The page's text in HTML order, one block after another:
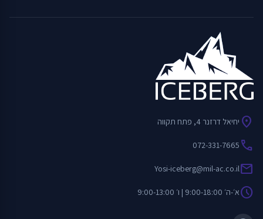
location_on יחיאל דרזנר 4, פתח תקווה
call
072-331-7665
mail
Yosi-iceberg@mil-ac.co.il
scheduleא׳-ה׳ 9:00-18:00 | ו׳ 9:00-13:00